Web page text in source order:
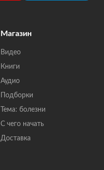
Магазин
Видео
Книги
Аудио
Подборки
Тема: болезни
С чего начать
Доставка